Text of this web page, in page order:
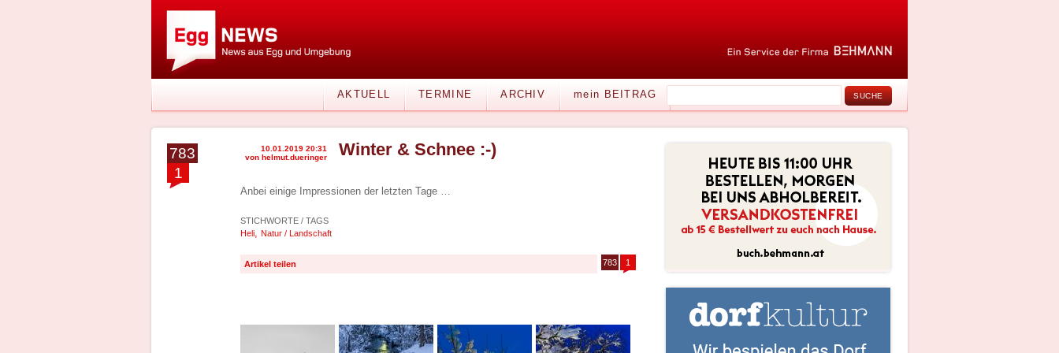
AKTUELL TERMINE ARCHIV mein BEITRAG
783
1
10.01.2019 20:31
von helmut.dueringer
Winter & Schnee :-)
Anbei einige Impressionen der letzten Tage …
STICHWORTE / TAGS
Heli, Natur / Landschaft
Artikel teilen 783 1